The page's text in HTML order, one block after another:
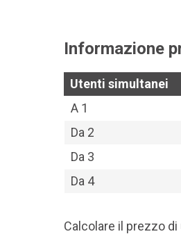
Informazione
Utenti simultanei
A 1
Da 2
Da 3
Da 4
Calcolare il prezzo